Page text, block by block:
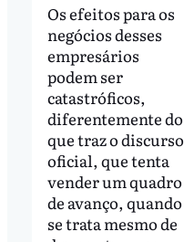
Os efeitos para os
negócios desses
empresários
podem ser
catastróficos,
diferentemente do
que traz o discurso
oficial, que tenta
vender um quadro
de avanço, quando
se trata mesmo de